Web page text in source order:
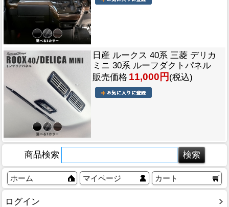
日産 ルークス 40系 三菱 デリカ
ミニ 30系 ルーフダクトパネル
販売価格 11,000円 (税込)
商品検索
ホーム マイページ カート
ログイン